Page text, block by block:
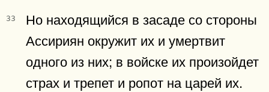
33
Но находящийся в засаде со стороны
Ассириян окружит их и умертвит
одного из них; в войске их произойдет
страх и трепет и ропот на царей их.